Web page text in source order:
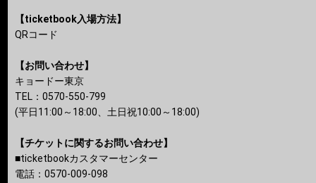
【ticketbook入場方法】
QRコード
【お問い合わせ】
キョードー東京
TEL：0570-550-799
(平日11:00～18:00、土日祝10:00～18:00)
【チケットに関するお問い合わせ】
■ticketbookカスタマーセンター
電話：0570-009-098